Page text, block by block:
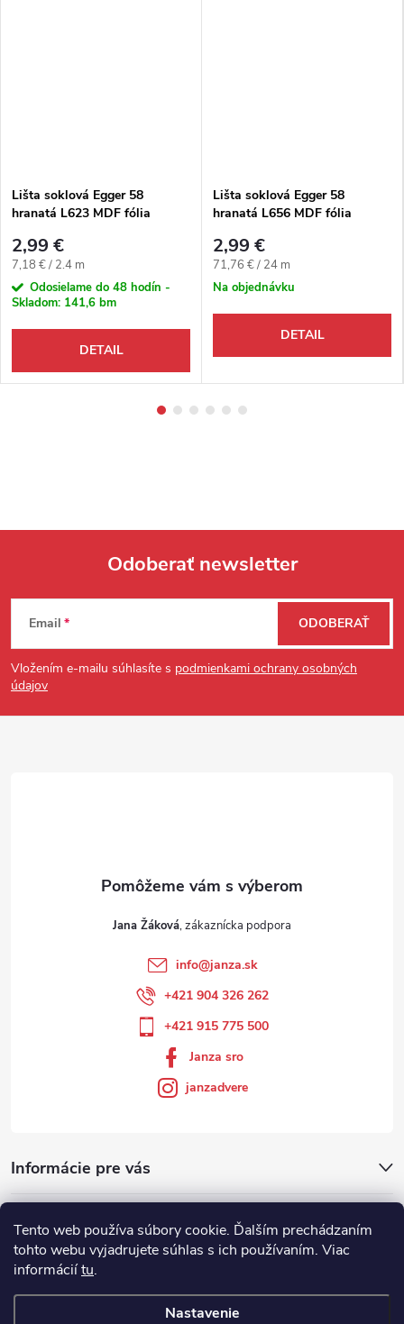
Tento web používa súbory cookie. Ďalším prechádzaním
tohto webu vyjadrujete súhlas s ich používaním. Viac
informáciítu.
Nastavenie
Lišta soklová Egger 58
hranatá L623 MDF fólia
2,99 €
Jednotková cena:
7,18 € / 2.4 m
Odosielame do 48 hodín -
Skladom: 141,6 bm
DETAIL
Lišta soklová Egger 58
hranatá L656 MDF fólia
2,99 €
Jednotková cena:
71,76 € / 24 m
Na objednávku
DETAIL
Zápätie
Odoberať newsletter
Email
Vložením e-mailu súhlasíte s podmienkami ochrany osobných
údajov
ODOBERAŤ
Informácie pre vás
Jana Žáková
info@janza.sk
+421 904 326 262
+421 915 775 500
Janza sro
janzadvere
Showroom